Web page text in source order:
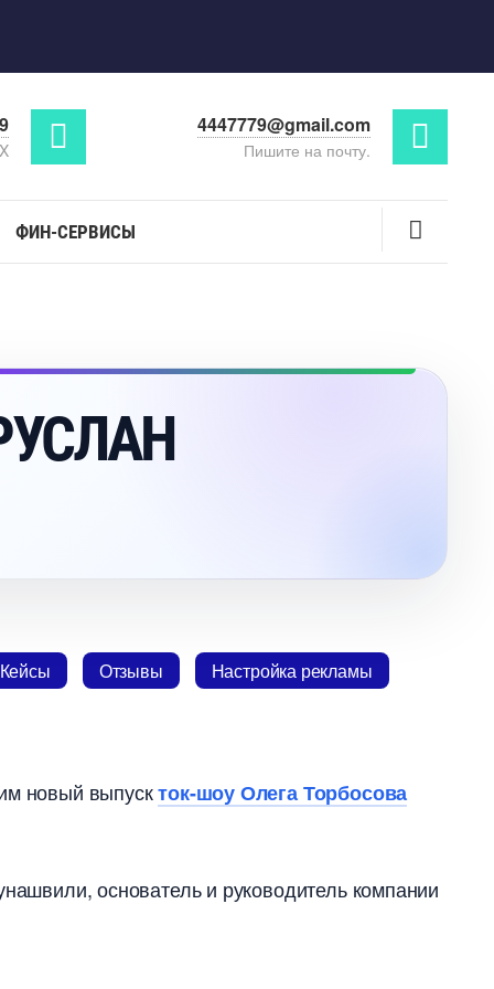
4447779@gmail.com
Пишите на почту.
ФИН-СЕРВИСЫ
Кейсы Отзывы
Настройка рекламы
новый выпускток-шоу Олега Торбосова
основатель и руководитель компании